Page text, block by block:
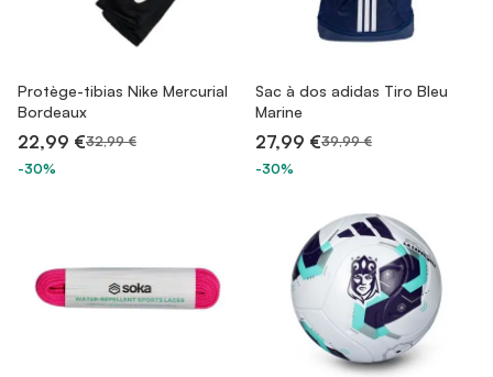
Protège-tibias Nike Mercurial
Bordeaux
22,99 €32,99 €
-30%
Sac à dos adidas Tiro Bleu
Marine
27,99 €39,99 €
-30%